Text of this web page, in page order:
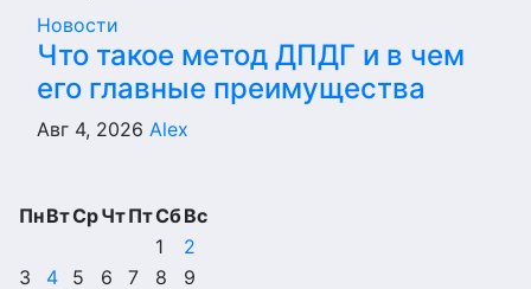
Новости
Что такое метод ДПДГ и в чем
его главные преимущества
Авг 4, 2026 Alex
ПнВтСрЧтПтСбВс
1
2
3
4 5 6 7 8
9